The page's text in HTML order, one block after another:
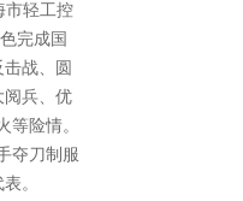
市轻工控
完成国
战、圆
阅兵、优
险情。
夺刀制服
。